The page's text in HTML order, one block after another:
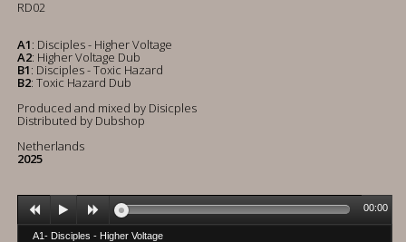
RD02
A1: Disciples - Higher Voltage
A2: Higher Voltage Dub
B1: Disciples - Toxic Hazard
B2: Toxic Hazard Dub
Produced and mixed by Disicples
Distributed by Dubshop
Netherlands
2025
A1- Disciples - Higher Voltage
00:00